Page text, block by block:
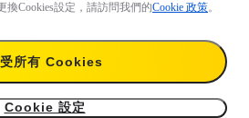
換Cookies設定，請訪問我們的Cookie 政策。
所有 Cookies
Cookie 設定